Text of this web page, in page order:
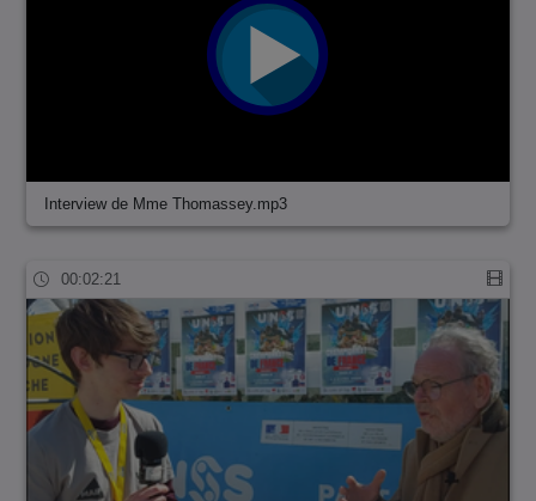
Interview de Mme Thomassey.mp3
00:02:21